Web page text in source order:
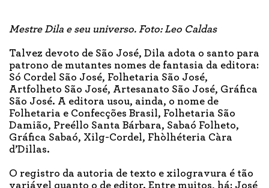
Mestre Dila e seu universo. Foto: Leo Caldas
Talvez devoto de São José, Dila adota o santo para
patrono de mutantes nomes de fantasia da editora:
Só Cordel São José, Folhetaria São José,
Artfolheto São José, Artesanato São José, Gráfica
São José. A editora usou, ainda, o nome de
Folhetaria e Confecções Brasil, Folhetaria São
Damião, Preéllo Santa Bárbara, Sabaó Folheto,
Gráfica Sabaó, Xilg-Cordel, Fhòlhéteria Càra
d’Dillas.
O registro da autoria de texto e xilogravura é tão
variável quanto o de editor. Entre muitos, há: José